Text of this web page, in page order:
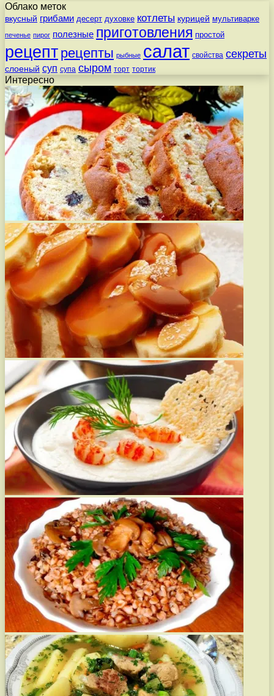
Облако меток
вкусный грибами десерт духовке котлеты курицей мультиварке
печенье пирог полезные приготовления простой
рецепт рецепты рыбные салат свойства секреты
слоеный суп супа сыром торт тортик
Интересно